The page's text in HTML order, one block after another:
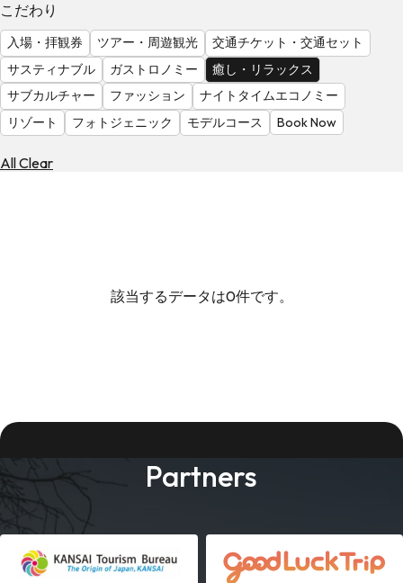
る
気
を
見
る
こだわり
入場・拝観券 ツアー・周遊観光
交通チケット・交通セット
サスティナブル
ガストロノミー
癒し・リラックス
サブカルチャー
ファッション
ナイトタイムエコノミー
リゾート
フォトジェニック モデルコース Book Now
All Clear
該当するデータは0件です。
Partners